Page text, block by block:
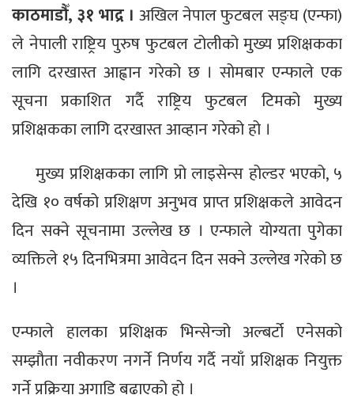
काठमाडौँ, ३१ भाद्र । अखिल नेपाल फुटबल सङ्घ (एन्फा)
ले नेपाली राष्ट्रिय पुरुष फुटबल टोलीको मुख्य प्रशिक्षकका
लागि दरखास्त आह्वान गरेको छ । सोमबार एन्फाले एक
सूचना प्रकाशित गर्दै राष्ट्रिय फुटबल टिमको मुख्य
प्रशिक्षकका लागि दरखास्त आव्हान गरेको हो ।
मुख्य प्रशिक्षकका लागि प्रो लाइसेन्स होल्डर भएको, ५
देखि १० वर्षको प्रशिक्षण अनुभव प्राप्त प्रशिक्षकले आवेदन
दिन सक्ने सूचनामा उल्लेख छ । एन्फाले योग्यता पुगेका
व्यक्तिले १५ दिनभित्रमा आवेदन दिन सक्ने उल्लेख गरेको छ
।
एन्फाले हालका प्रशिक्षक भिन्सेन्जो अल्बर्टो एनेसको
सम्झौता नवीकरण नगर्ने निर्णय गर्दै नयाँ प्रशिक्षक नियुक्त
गर्ने प्रक्रिया अगाडि बढाएको हो ।